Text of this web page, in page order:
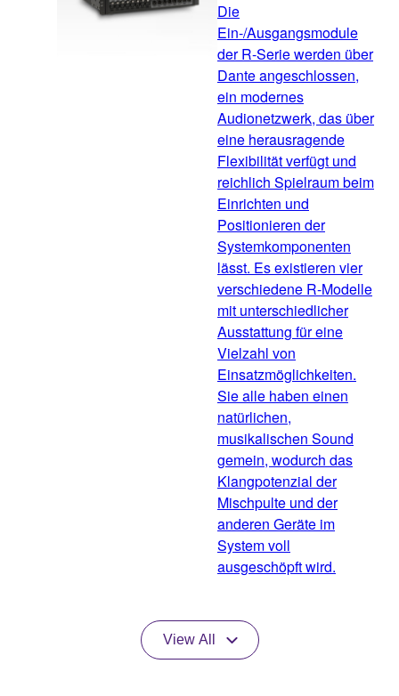
Die
Ein-/Ausgangsmodule
der R-Serie werden über
Dante angeschlossen,
ein modernes
Audionetzwerk, das über
eine herausragende
Flexibilität verfügt und
reichlich Spielraum beim
Einrichten und
Positionieren der
Systemkomponenten
lässt. Es existieren vier
verschiedene R-Modelle
mit unterschiedlicher
Ausstattung für eine
Vielzahl von
Einsatzmöglichkeiten.
Sie alle haben einen
natürlichen,
musikalischen Sound
gemein, wodurch das
Klangpotenzial der
Mischpulte und der
anderen Geräte im
System voll
ausgeschöpft wird.
View All